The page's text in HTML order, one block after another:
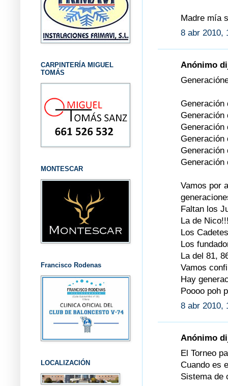
Madre mía
8 abr 2010,
Anónimo
Generación
Generación
Generación
Generación
Generación
Generación
Vamos por
Faltan los
La de
Los
Los
La del 81,
Vamos
Hay
Poooo poh
8 abr 2010,
Anónimo
El Torneo
Cuando es
Sistema de
CARPINTERÍA MIGUEL
TOMÁS
MONTESCAR
Francisco Rodenas
LOCALIZACIÓN